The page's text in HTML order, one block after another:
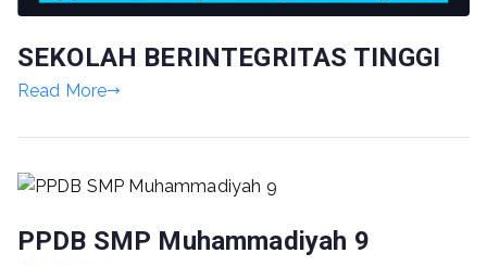
SEKOLAH BERINTEGRITAS TINGGI
Read More
PPDB SMP Muhammadiyah 9